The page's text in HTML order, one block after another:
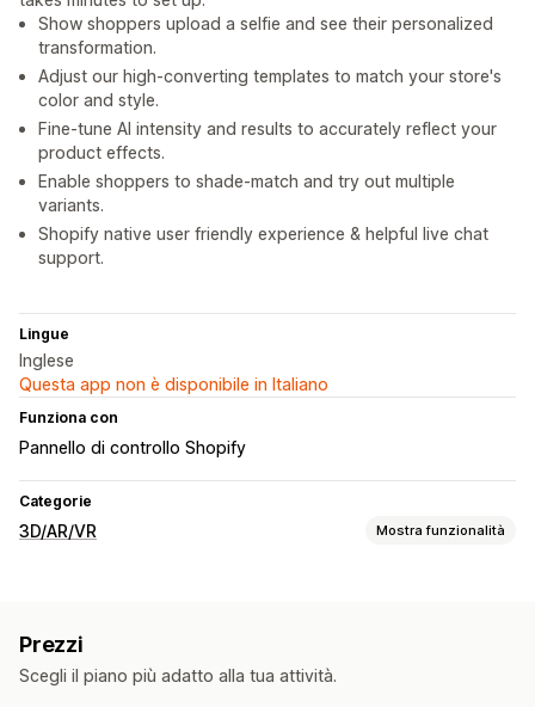
Show shoppers upload a selfie and see their personalized
transformation.
Adjust our high-converting templates to match your store's
color and style.
Fine-tune AI intensity and results to accurately reflect your
product effects.
Enable shoppers to shade-match and try out multiple
variants.
Shopify native user friendly experience & helpful live chat
support.
Lingue
Inglese
Questa app non è disponibile in Italiano
Funziona con
Pannello di controllo Shopify
Categorie
3D/AR/VR Mostra funzionalità
Prezzi
Scegli il piano più adatto alla tua attività.